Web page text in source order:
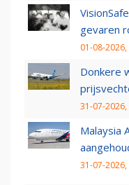
gevaren
01-08-2026,
Donkere
31-07-2026,
Malaysia
31-07-2026,